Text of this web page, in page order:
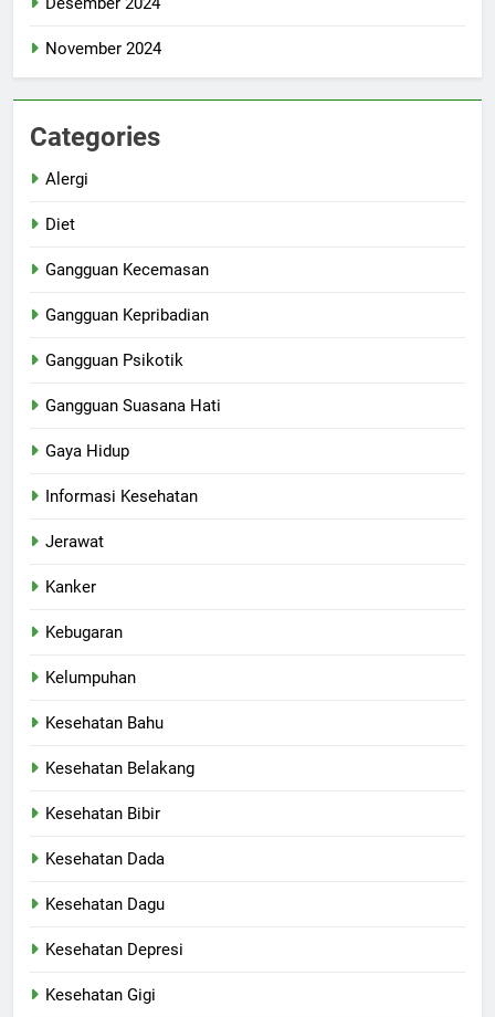
November 2024
Categories
Alergi
Diet
Gangguan Kecemasan
Gangguan Kepribadian
Gangguan Psikotik
Gangguan Suasana Hati
Gaya Hidup
Informasi Kesehatan
Jerawat
Kanker
Kebugaran
Kelumpuhan
Kesehatan Bahu
Kesehatan Belakang
Kesehatan Bibir
Kesehatan Dada
Kesehatan Dagu
Kesehatan Depresi
Kesehatan Gigi